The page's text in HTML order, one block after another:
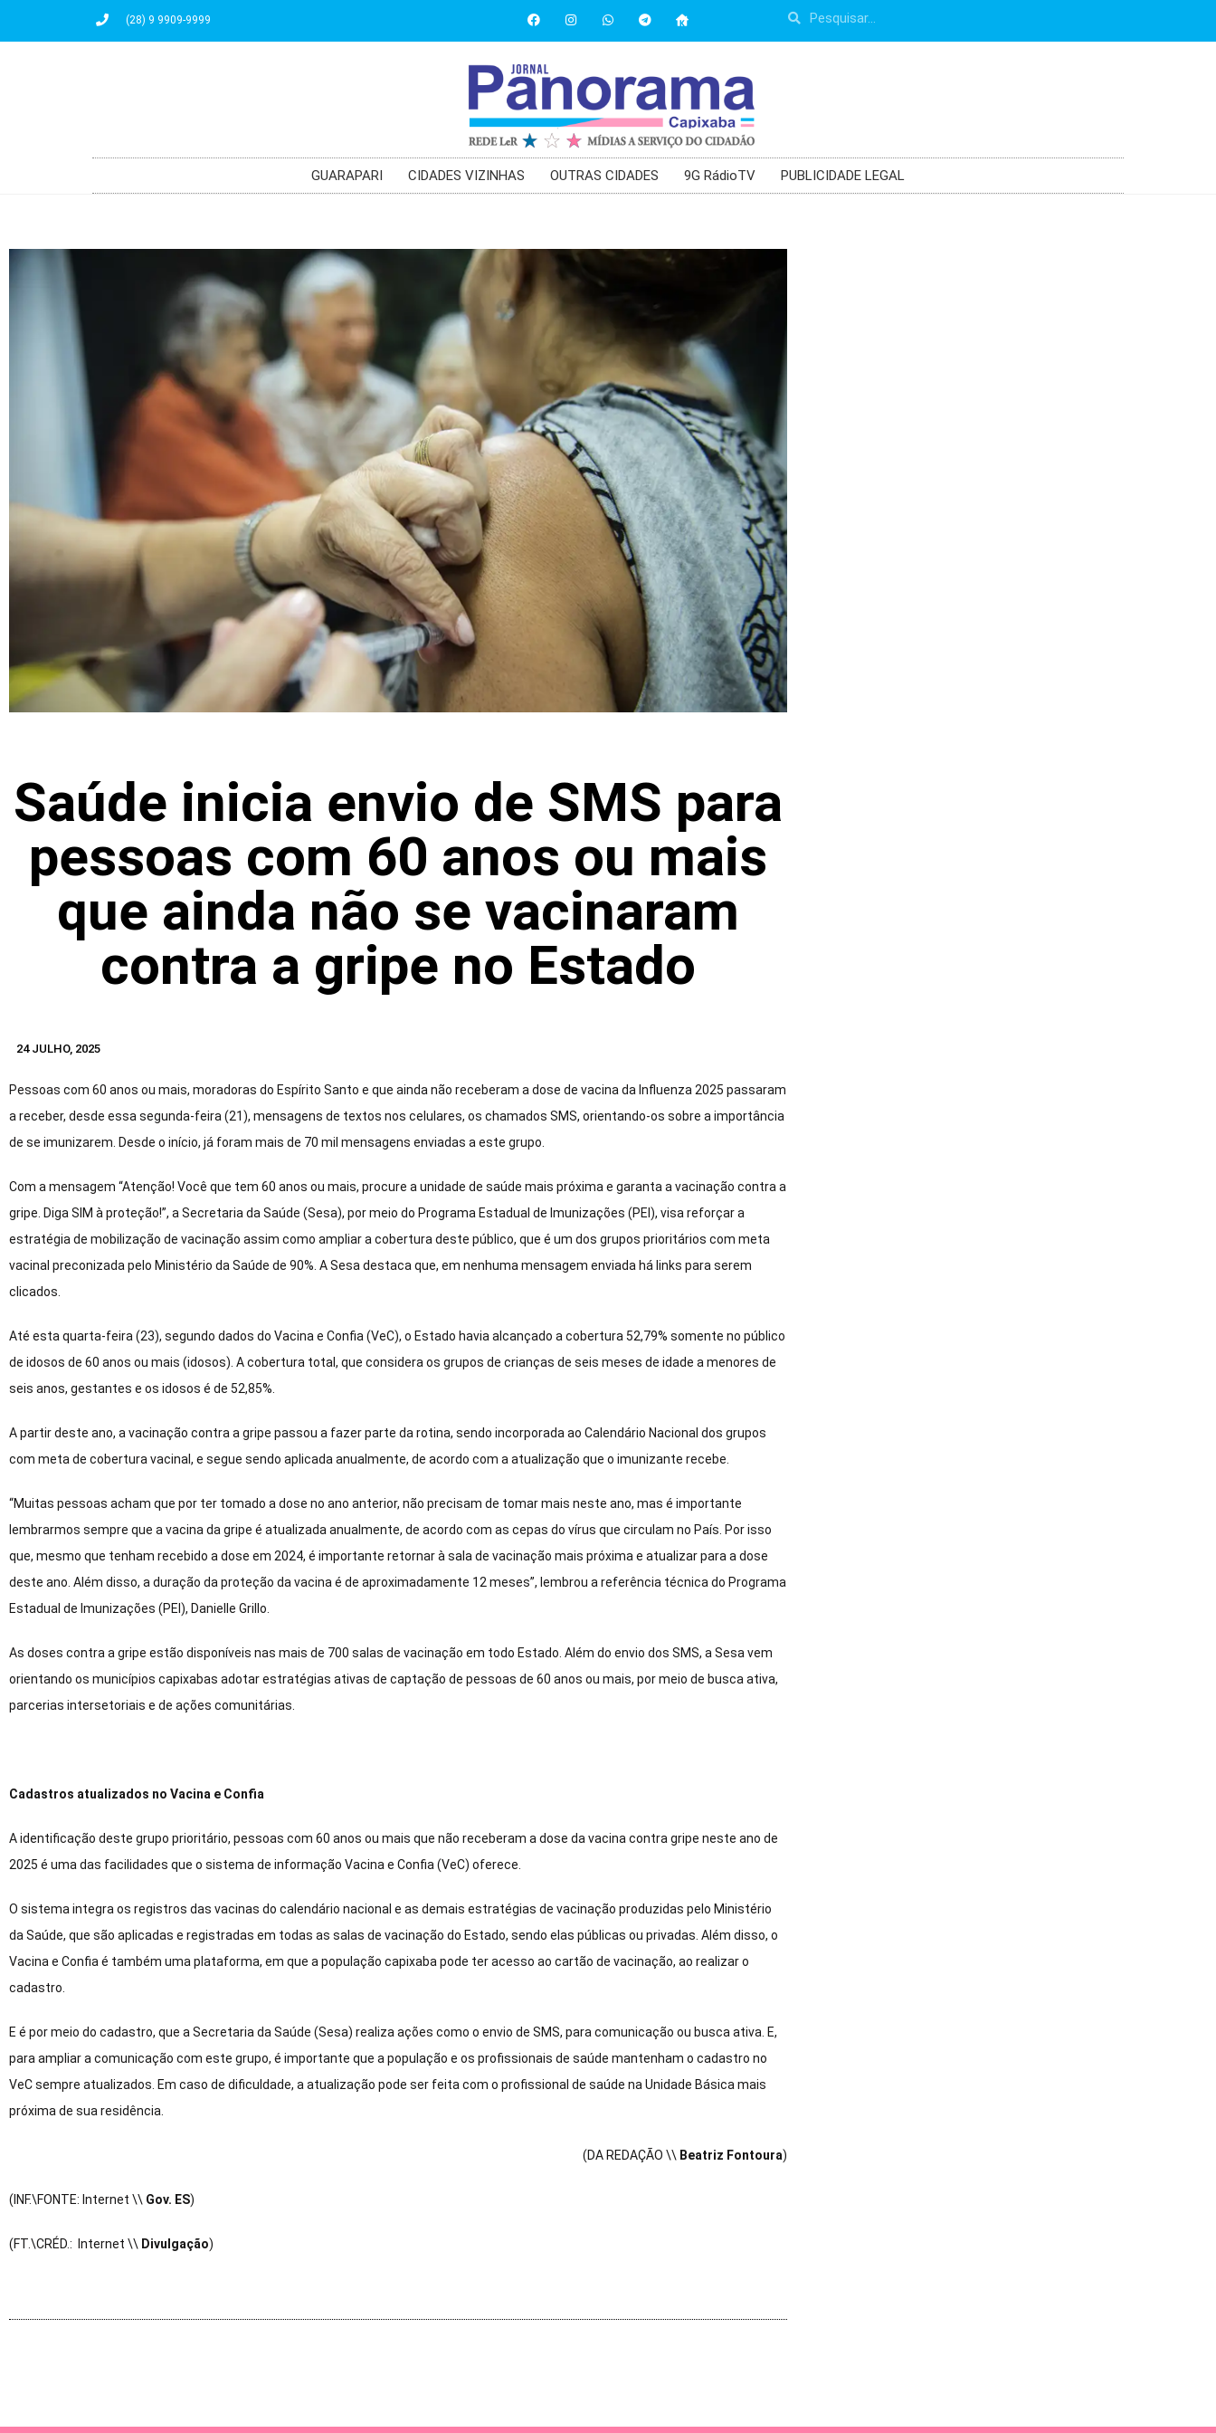
(28) 9 9909-9999
GUARAPARI CIDADES VIZINHAS OUTRAS CIDADES 9G RádioTV PUBLICIDADE LEGAL
Saúde inicia envio de SMS para
pessoas com 60 anos ou mais
que ainda não se vacinaram
contra a gripe no Estado
24 JULHO, 2025
Pessoas com 60 anos ou mais, moradoras do Espírito Santo e que ainda não receberam a dose de vacina da Influenza 2025 passaram
a receber, desde essa segunda-feira (21), mensagens de textos nos celulares, os chamados SMS, orientando-os sobre a importância
de se imunizarem. Desde o início, já foram mais de 70 mil mensagens enviadas a este grupo.
Com a mensagem “Atenção! Você que tem 60 anos ou mais, procure a unidade de saúde mais próxima e garanta a vacinação contra a
gripe. Diga SIM à proteção!”, a Secretaria da Saúde (Sesa), por meio do Programa Estadual de Imunizações (PEI), visa reforçar a
estratégia de mobilização de vacinação assim como ampliar a cobertura deste público, que é um dos grupos prioritários com meta
vacinal preconizada pelo Ministério da Saúde de 90%. A Sesa destaca que, em nenhuma mensagem enviada há links para serem
clicados.
Até esta quarta-feira (23), segundo dados do Vacina e Confia (VeC), o Estado havia alcançado a cobertura 52,79% somente no público
de idosos de 60 anos ou mais (idosos). A cobertura total, que considera os grupos de crianças de seis meses de idade a menores de
seis anos, gestantes e os idosos é de 52,85%.
A partir deste ano, a vacinação contra a gripe passou a fazer parte da rotina, sendo incorporada ao Calendário Nacional dos grupos
com meta de cobertura vacinal, e segue sendo aplicada anualmente, de acordo com a atualização que o imunizante recebe.
“Muitas pessoas acham que por ter tomado a dose no ano anterior, não precisam de tomar mais neste ano, mas é importante
lembrarmos sempre que a vacina da gripe é atualizada anualmente, de acordo com as cepas do vírus que circulam no País. Por isso
que, mesmo que tenham recebido a dose em 2024, é importante retornar à sala de vacinação mais próxima e atualizar para a dose
deste ano. Além disso, a duração da proteção da vacina é de aproximadamente 12 meses”, lembrou a referência técnica do Programa
Estadual de Imunizações (PEI), Danielle Grillo.
As doses contra a gripe estão disponíveis nas mais de 700 salas de vacinação em todo Estado. Além do envio dos SMS, a Sesa vem
orientando os municípios capixabas adotar estratégias ativas de captação de pessoas de 60 anos ou mais, por meio de busca ativa,
parcerias intersetoriais e de ações comunitárias.
Cadastros atualizados no Vacina e Confia
A identificação deste grupo prioritário, pessoas com 60 anos ou mais que não receberam a dose da vacina contra gripe neste ano de
2025 é uma das facilidades que o sistema de informação Vacina e Confia (VeC) oferece.
O sistema integra os registros das vacinas do calendário nacional e as demais estratégias de vacinação produzidas pelo Ministério
da Saúde, que são aplicadas e registradas em todas as salas de vacinação do Estado, sendo elas públicas ou privadas. Além disso, o
Vacina e Confia é também uma plataforma, em que a população capixaba pode ter acesso ao cartão de vacinação, ao realizar o
cadastro.
E é por meio do cadastro, que a Secretaria da Saúde (Sesa) realiza ações como o envio de SMS, para comunicação ou busca ativa. E,
para ampliar a comunicação com este grupo, é importante que a população e os profissionais de saúde mantenham o cadastro no
VeC sempre atualizados. Em caso de dificuldade, a atualização pode ser feita com o profissional de saúde na Unidade Básica mais
próxima de sua residência.
(DA REDAÇÃO \\ Beatriz Fontoura)
(INF.\FONTE: Internet \\ Gov. ES)
(FT.\CRÉD.: Internet \\ Divulgação)